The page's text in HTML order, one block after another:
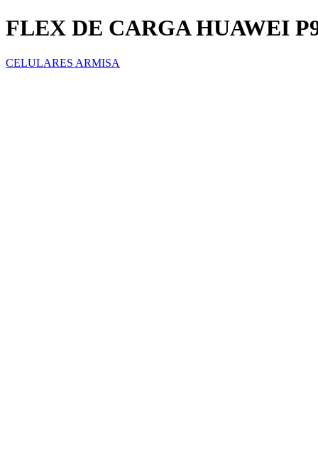
FLEX DE CARGA HUAWEI
CELULARES ARMISA